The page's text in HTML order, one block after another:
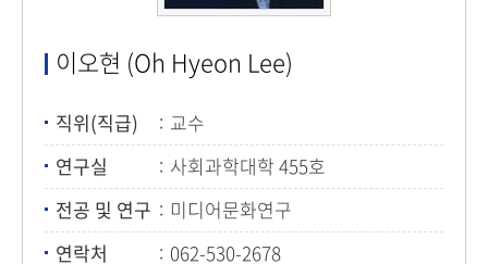
이오현 (Oh Hyeon Lee)
직위(직급)
교수
연구실
사회과학대학 455호
전공 및 연구
미디어문화연구
연락처
062-530-2678